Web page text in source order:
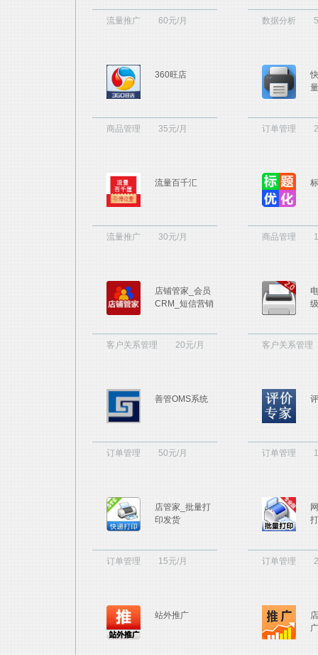
流量推广 60元/月 数据分析
360旺店
商品管理 35元/月 订单管理
流量百千汇
流量推广 30元/月 商品管理
店铺管家_会员
CRM_短信营销
客户关系管理 20元/月 客户关系管理
善管OMS系统
订单管理 50元/月 订单管理
店管家_批量打
印发货
订单管理 15元/月 订单管理
站外推广
广